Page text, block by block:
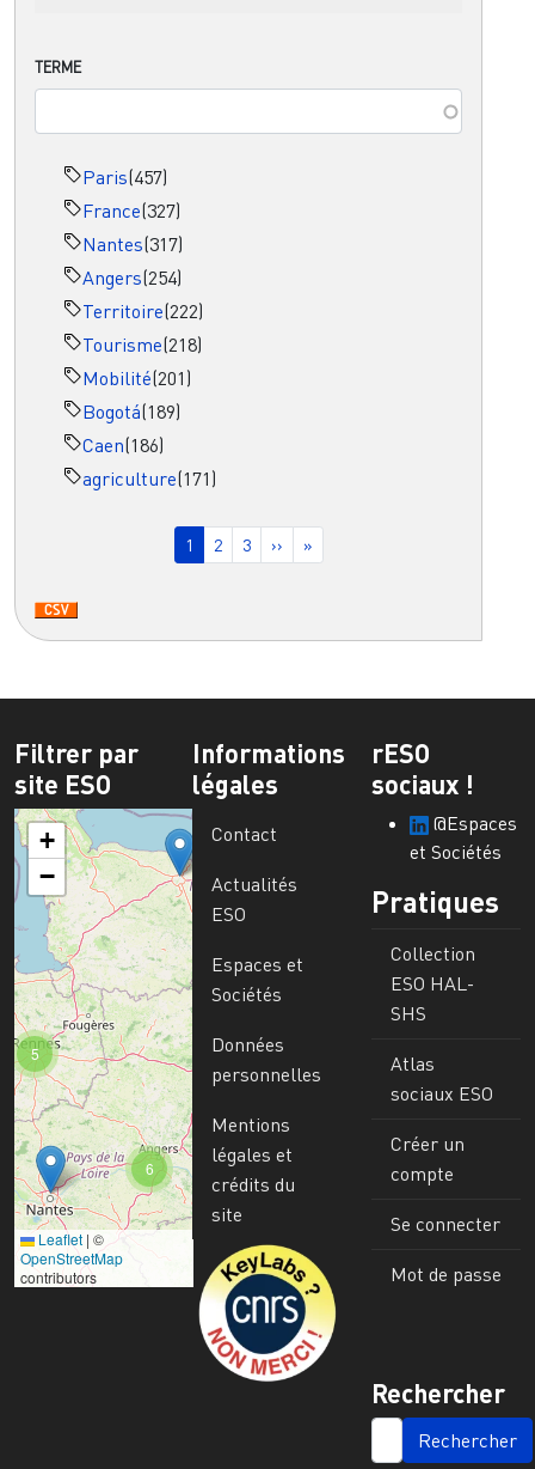
TERME
Paris(457)
France(327)
Nantes(317)
Angers(254)
Territoire(222)
Tourisme(218)
Mobilité(201)
Bogotá(189)
Caen(186)
agriculture(171)
Page courante
1 Page
2 Page
3 Page suivante
›› Dernière page
»
Filtrer par
site ESO
6
5
+
−
Leaflet | ©
OpenStreetMap
contributors
Informations
légales
Contact
Actualités
ESO
Espaces et
Sociétés
Données
personnelles
Mentions
légales et
crédits du
site
Image
rESO
sociaux !
@Espaces
et Sociétés
Pratiques
Collection
ESO HAL-
SHS
Atlas
sociaux ESO
Créer un
compte
Se connecter
Mot de passe
Rechercher
SEARCH